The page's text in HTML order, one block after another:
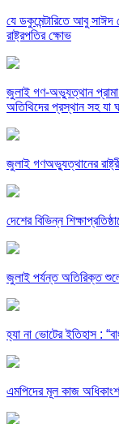
যে ডকুমেন্টারিতে আবু সাঈদ
রাষ্ট্রপতির ক্ষোভ
জুলাই গণ-অভ্যুত্থান
অতিথিদের প্রস্থান সহ যা
জুলাই গণঅভ্যুত্থানের
দেশের বিভিন্ন
জুলাই পর্যন্ত অতিরিক্ত
হ্যা না ভোটের ইতিহাস :
এমপিদের মূল কাজ